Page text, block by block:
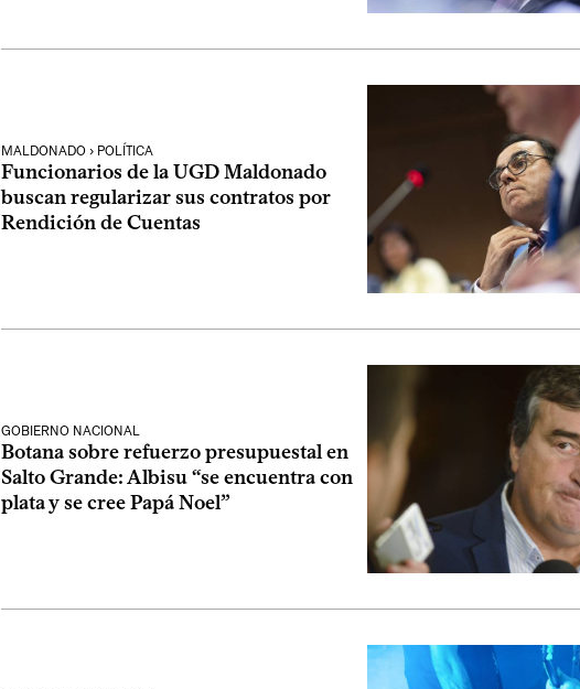
MALDONADO › POLÍTICA
Funcionarios de la UGD Maldonado
buscan regularizar sus contratos por
Rendición de Cuentas
GOBIERNO NACIONAL
Botana sobre refuerzo presupuestal en
Salto Grande: Albisu “se encuentra con
plata y se cree Papá Noel”